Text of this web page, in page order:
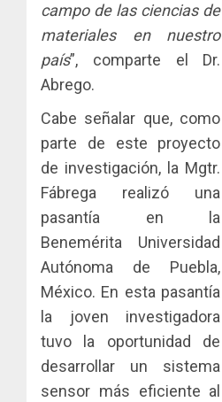
campo de las ciencias de
materiales en nuestro
país”, comparte el Dr.
Abrego.
Cabe señalar que, como
parte de este proyecto
de investigación, la Mgtr.
Fábrega realizó una
pasantía en la
Benemérita Universidad
Autónoma de Puebla,
México. En esta pasantía
la joven investigadora
tuvo la oportunidad de
desarrollar un sistema
sensor más eficiente al